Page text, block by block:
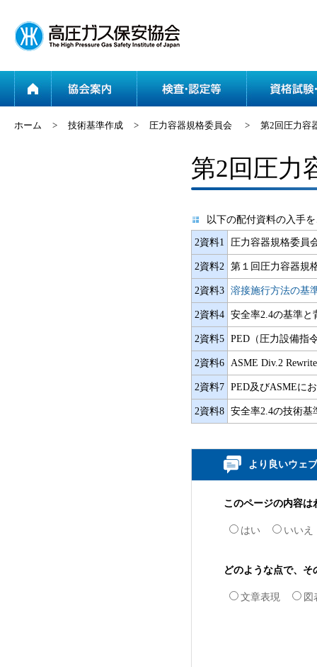
協会案内
ホーム > 技術基準作成 > 圧力容器規格委員会 > 第2回圧力容
第2回圧力
以下の配付資料の入手
2資料1 圧力容器規格委
2資料2 第１回圧力容器
2資料3 溶接施行方法の基
2資料4 安全率2.4の基準と
2資料5 PED（圧力設備指
2資料6 ASME Div.2
2資料7 PED及びASMEに
2資料8 安全率2.4の技術基
より良いウェ
このページの内容は
はい いいえ
どのような点で、
文章表現 図